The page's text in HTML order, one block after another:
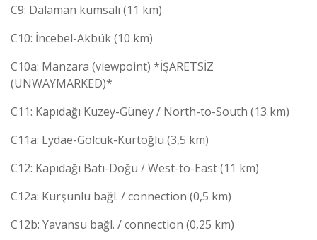
C9: Dalaman kumsalı (11 km)
C10: İncebel-Akbük (10 km)
C10a: Manzara (viewpoint) *İŞARETSİZ
(UNWAYMARKED)*
C11: Kapıdağı Kuzey-Güney / North-to-South (13 km)
C11a: Lydae-Gölcük-Kurtoğlu (3,5 km)
C12: Kapıdağı Batı-Doğu / West-to-East (11 km)
C12a: Kurşunlu bağl. / connection (0,5 km)
C12b: Yavansu bağl. / connection (0,25 km)